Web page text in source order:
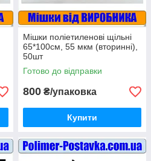
Мішки поліетиленові щільні
65*100см, 55 мкм (вторинні),
50шт
Готово до відправки
800 ₴/упаковка
Купити